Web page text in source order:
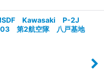
Kawasaki P-2J
第2航空隊 八戸基地